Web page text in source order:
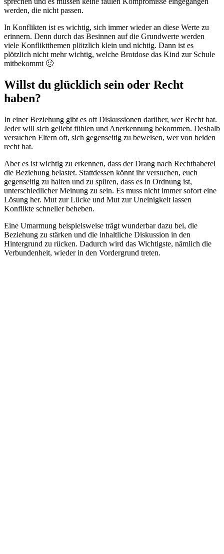
werden, die nicht passen.
In Konflikten ist es wichtig, sich immer wieder an diese Werte zu
erinnern. Denn durch das Besinnen auf die Grundwerte werden
viele Konfliktthemen plötzlich klein und nichtig. Dann ist es
plötzlich nicht mehr wichtig, welche Brotdose das Kind zur Schule
mitbekommt 🙂
Willst du glücklich sein oder Recht
haben?
In einer Beziehung gibt es oft Diskussionen darüber, wer Recht hat.
Jeder will sich geliebt fühlen und Anerkennung bekommen. Deshalb
versuchen Eltern oft, sich gegenseitig zu beweisen, wer von beiden
recht hat.
Aber es ist wichtig zu erkennen, dass der Drang nach Rechthaberei
die Beziehung belastet. Stattdessen könnt ihr versuchen, euch
gegenseitig zu halten und zu spüren, dass es in Ordnung ist,
unterschiedlicher Meinung zu sein. Es muss nicht immer sofort eine
Lösung her. Mut zur Lücke und Mut zur Uneinigkeit lassen
Konflikte schneller beheben.
Eine Umarmung beispielsweise trägt wunderbar dazu bei, die
Beziehung zu stärken und die inhaltliche Diskussion in den
Hintergrund zu rücken. Dadurch wird das Wichtigste, nämlich die
Verbundenheit, wieder in den Vordergrund treten.